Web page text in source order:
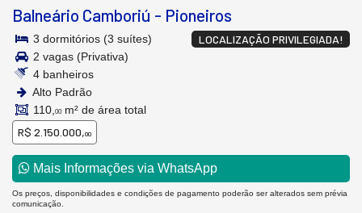
Balneário Camboriú - Pioneiros
LOCALIZAÇÃO PRIVILEGIADA!
3 dormitórios (3 suítes)
2 vagas (Privativa)
4 banheiros
Alto Padrão
110, 00 m² de área total
R$ 2.150.000,00
Mais Informações via WhatsApp
Os preços, disponibilidades e condições de pagamento poderão ser alterados sem prévia
comunicação.